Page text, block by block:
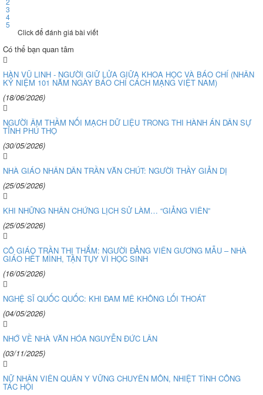
3
4
5
Click để đánh giá bài viết
Có thể bạn quan tâm
HÀN VŨ LINH - NGƯỜI GIỮ LỬA GIỮA KHOA HỌC VÀ BÁO CHÍ (NHÂN
KỶ NIỆM 101 NĂM NGÀY BÁO CHÍ CÁCH MẠNG VIỆT NAM)
(18/06/2026)
NGƯỜI ÂM THẦM NỐI MẠCH DỮ LIỆU TRONG THI HÀNH ÁN DÂN SỰ
TỈNH PHÚ THỌ
(30/05/2026)
NHÀ GIÁO NHÂN DÂN TRẦN VĂN CHÚT: NGƯỜI THẦY GIẢN DỊ
(25/05/2026)
KHI NHỮNG NHÂN CHỨNG LỊCH SỬ LÀM… “GIẢNG VIÊN”
(25/05/2026)
CÔ GIÁO TRẦN THỊ THẮM: NGƯỜI ĐẢNG VIÊN GƯƠNG MẪU – NHÀ
GIÁO HẾT MÌNH, TẬN TỤY VÌ HỌC SINH
(16/05/2026)
NGHỆ SĨ QUỐC QUỐC: KHI ĐAM MÊ KHÔNG LỐI THOÁT
(04/05/2026)
NHỚ VỀ NHÀ VĂN HÓA NGUYỄN ĐỨC LÂN
(03/11/2025)
NỮ NHÂN VIÊN QUÂN Y VỮNG CHUYÊN MÔN, NHIỆT TÌNH CÔNG
TÁC HỘI